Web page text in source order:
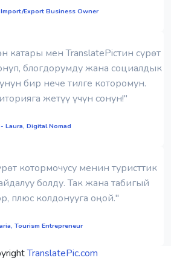
Import/Export Business Owner
катары мен TranslatePicтин сүрөт
блогдорумду жана социалдык
бир нече тилге которомун.
жетүү үчүн сонун!"
- Laura, Digital Nomad
котормочусу менин туристтик
болду. Так жана табигый
плюс колдонууга оңой."
Tourism Entrepreneur
TranslatePic.com